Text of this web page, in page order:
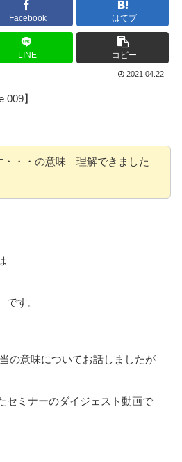
Facebook はてブ
LINE コピー
2021.04.22
009】
・・・の意味 理解できました
す。
の意味についてお話しましたが
セミナーのダイジェスト動画で